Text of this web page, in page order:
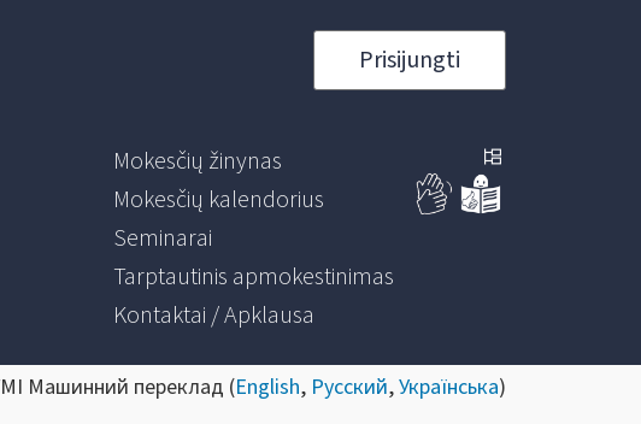
Prisijungti
Mokesčių žinynas
Mokesčių kalendorius
Seminarai
Tarptautinis apmokestinimas
Kontaktai / Apklausa
Машинний переклад (English, Русский,Українська)